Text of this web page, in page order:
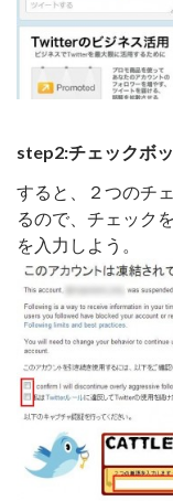
step2:チェックボ
すると、２つのチ
るので、チェック
を入力しよう。